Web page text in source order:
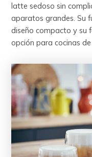
latte sedoso sin
aparatos grandes. Su
diseño compacto y su
opción para cocinas